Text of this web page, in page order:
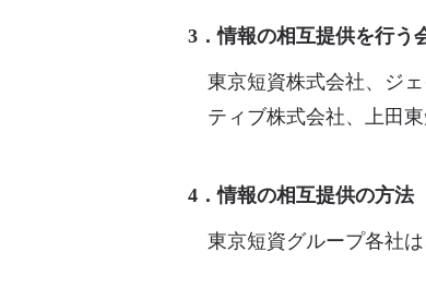
3．情報の相互提供を行う
東京短資株式会社、ジ
ティブ株式会社、上田
4．情報の相互提供の方法
東京短資グループ各社